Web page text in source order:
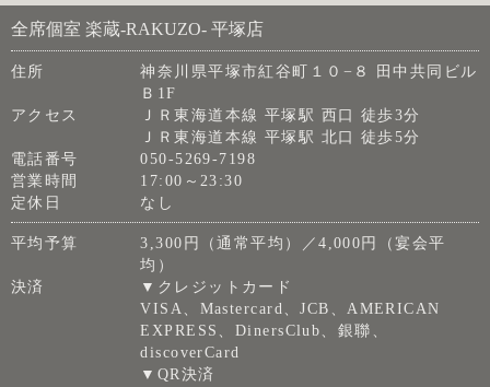
全席個室 楽蔵‐RAKUZO‐ 平塚店
住所
神奈川県平塚市紅谷町１０−８ 田中共同ビル
Ｂ1F
アクセス
ＪＲ東海道本線 平塚駅 西口 徒歩3分
ＪＲ東海道本線 平塚駅 北口 徒歩5分
電話番号
050-5269-7198
営業時間
17:00～23:30
定休日
なし
平均予算
3,300円（通常平均）／4,000円（宴会平
均）
決済
▼クレジットカード
VISA、Mastercard、JCB、AMERICAN
EXPRESS、DinersClub、銀聯、
discoverCard
▼QR決済